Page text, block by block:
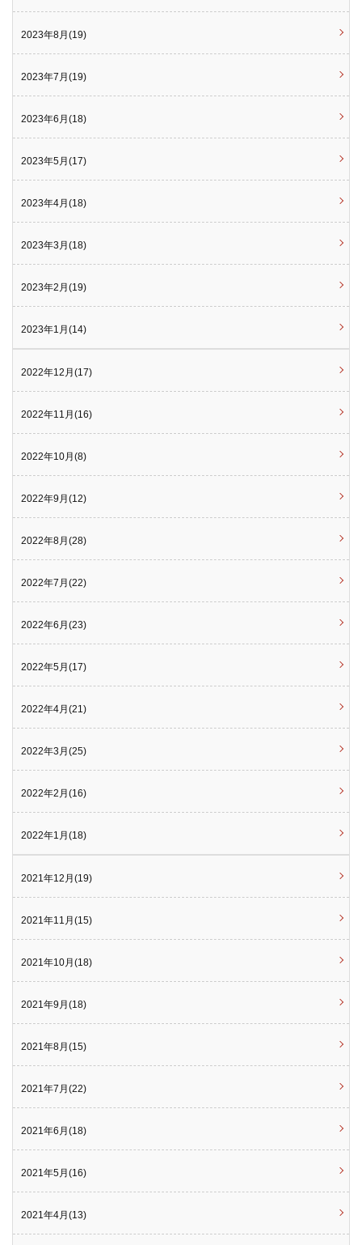
2023年8月(19)
2023年7月(19)
2023年6月(18)
2023年5月(17)
2023年4月(18)
2023年3月(18)
2023年2月(19)
2023年1月(14)
2022年12月(17)
2022年11月(16)
2022年10月(8)
2022年9月(12)
2022年8月(28)
2022年7月(22)
2022年6月(23)
2022年5月(17)
2022年4月(21)
2022年3月(25)
2022年2月(16)
2022年1月(18)
2021年12月(19)
2021年11月(15)
2021年10月(18)
2021年9月(18)
2021年8月(15)
2021年7月(22)
2021年6月(18)
2021年5月(16)
2021年4月(13)